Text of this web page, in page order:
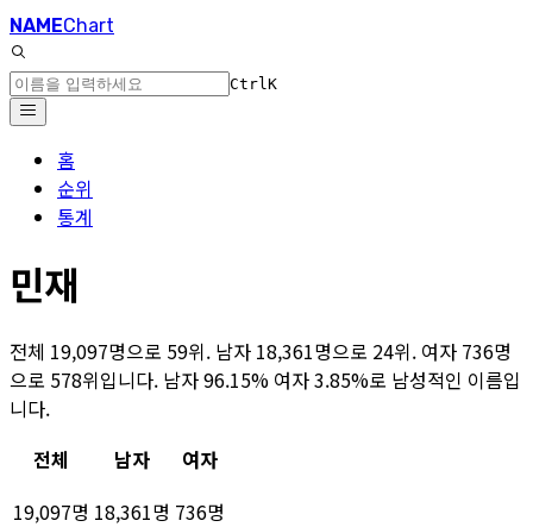
NAMEChart
CtrlK
홈
순위
통계
민재
전체 19,097명으로 59위. 남자 18,361명으로 24위. 여자 736명
으로 578위입니다. 남자 96.15% 여자 3.85%로 남성적인 이름입
니다.
전체
남자
여자
19,097명 18,361명 736명